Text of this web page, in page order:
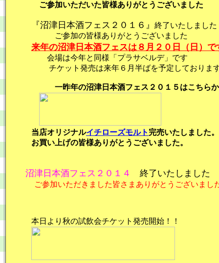
ご参加いただいた皆様ありがとうございました
『沼津日本酒フェス２０１６』 終了いたしました
ご参加の皆様ありがとうございました
来年の沼津日本酒フェスは８月２０日（日）で
会場は今年と同様「プラサベルデ」です
チケット発売は来年６月半ばを予定しておりま
一昨年の沼津日本酒フェス２０１５はこちらか
当店オリジナルイチローズモルト 完売いたしました。
お買い上げの皆様ありがとうございました。
沼津日本酒フェス２０１４ 終了いたしました
ご参加いただきました皆さまありがとうございまし
本日より秋の試飲会チケット発売開始！！